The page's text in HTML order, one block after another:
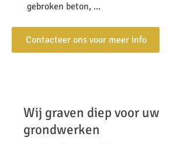
gebroken beton, ...
Contacteer ons voor meer info
Wij graven diep voor uw
grondwerken